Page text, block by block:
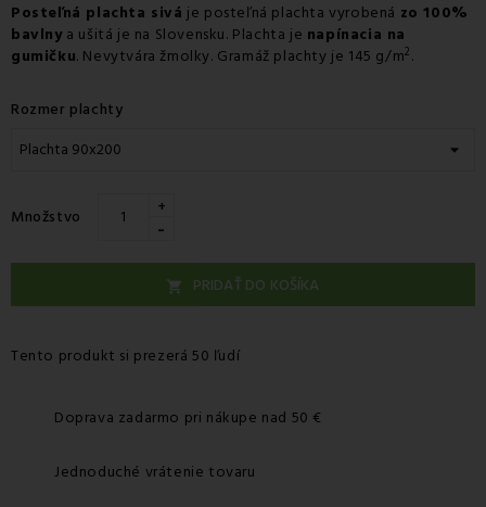
Utorok 11.08 - Osobný odber v odbernom mieste GLS
Streda 12.08 - Packeta doručenie kuriérom na adresu
Posteľná plachta sivá je posteľná plachta vyrobená zo 100%
bavlnya ušitá je na Slovensku. Plachta je napínacia na
gumičku. Nevytvára žmolky. Gramáž plachty je 145 g/m2 .
Rozmer plachty
Množstvo +
-
 PRIDAŤ DO KOŠÍKA
Tento produkt si prezerá 50 ľudí
Doprava zadarmo pri nákupe nad 50 €
Jednoduché vrátenie tovaru